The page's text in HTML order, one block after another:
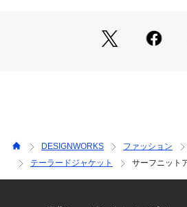
DESIGNWORKS ファッション
テーラードジャケット
サーフニット